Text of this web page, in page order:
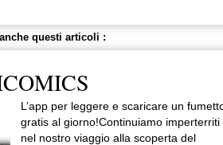
questi articoli :
L’app per leggere e scaricare un
gratis al giorno!Continuiamo imperterriti
nel nostro viaggio alla scoperta del